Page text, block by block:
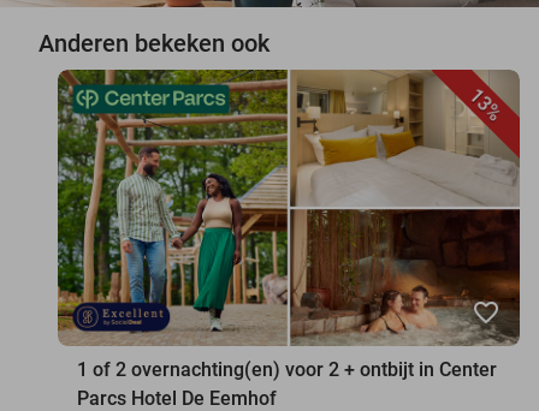
Anderen bekeken ook
13%
favorite_border
1 of 2 overnachting(en) voor 2 + ontbijt in Center
Parcs Hotel De Eemhof